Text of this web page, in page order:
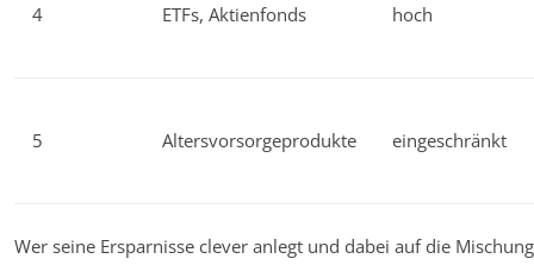
4 ETFs, Aktienfonds hoch
5 Altersvorsorgeprodukte eingeschränkt
Wer seine Ersparnisse clever anlegt und dabei auf die